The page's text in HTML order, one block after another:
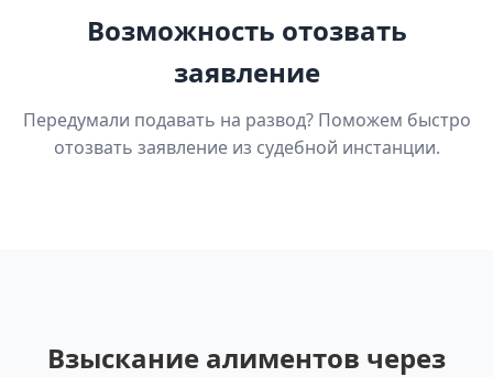
Возможность отозвать
заявление
Передумали подавать на развод? Поможем быстро
отозвать заявление из судебной инстанции.
Взыскание алиментов через